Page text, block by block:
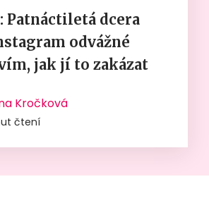
Patnáctiletá dcera
odvážné
jak jí to zakázat
Kročková
čtení